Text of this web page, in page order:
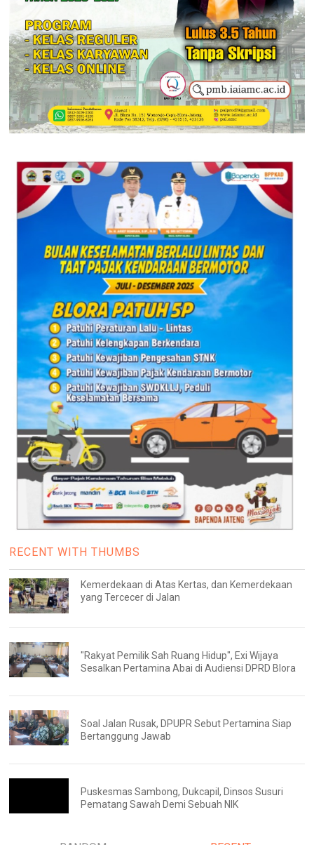
RECENT WITH THUMBS
Kemerdekaan di Atas Kertas, dan Kemerdekaan
yang Tercecer di Jalan
"Rakyat Pemilik Sah Ruang Hidup", Exi Wijaya
Sesalkan Pertamina Abai di Audiensi DPRD Blora
Soal Jalan Rusak, DPUPR Sebut Pertamina Siap
Bertanggung Jawab
Puskesmas Sambong, Dukcapil, Dinsos Susuri
Pematang Sawah Demi Sebuah NIK